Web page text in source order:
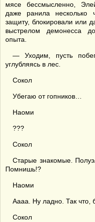
мясе бессмысленно,
даже ранила несколько
защиту, блокировали или
выстрелом демонесса
опыта.
— Уходим, пусть
углубляясь в лес.
Сокол
Убегаю от гопников…
Наоми
???
Сокол
Старые знакомые.
Помнишь!?
Наоми
Аааа. Ну ладно. Так что,
Сокол